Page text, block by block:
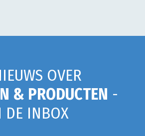
OVER
& PRODUCTEN -
DE INBOX